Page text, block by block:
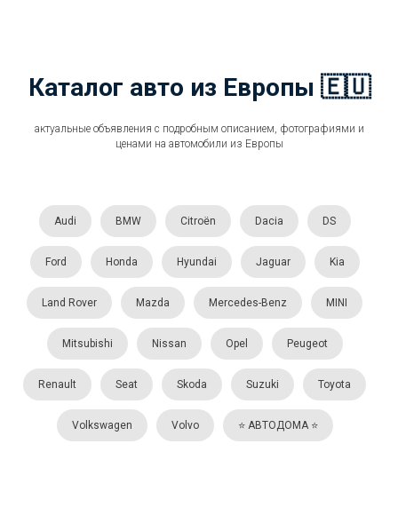
Каталог авто из Европы 🇪🇺
актуальные объявления с подробным описанием, фотографиями и
ценами на автомобили из Европы
Audi BMW Citroën Dacia DS
Ford Honda Hyundai Jaguar Kia
Land Rover Mazda Mercedes-Benz MINI
Mitsubishi Nissan Opel Peugeot
Renault Seat Skoda Suzuki Toyota
Volkswagen Volvo ⭐️ АВТОДОМА ⭐️